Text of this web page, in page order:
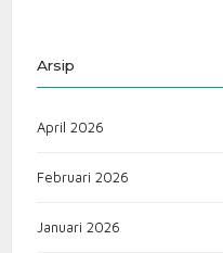
Arsip
April 2026
Februari 2026
Januari 2026